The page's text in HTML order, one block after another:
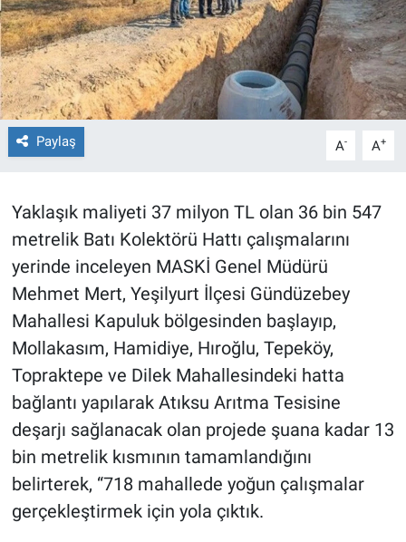
Paylaş A- A+
Yaklaşık maliyeti 37 milyon TL olan 36 bin 547
metrelik Batı Kolektörü Hattı çalışmalarını
yerinde inceleyen MASKİ Genel Müdürü
Mehmet Mert, Yeşilyurt İlçesi Gündüzebey
Mahallesi Kapuluk bölgesinden başlayıp,
Mollakasım, Hamidiye, Hıroğlu, Tepeköy,
Topraktepe ve Dilek Mahallesindeki hatta
bağlantı yapılarak Atıksu Arıtma Tesisine
deşarjı sağlanacak olan projede şuana kadar 13
bin metrelik kısmının tamamlandığını
belirterek, “718 mahallede yoğun çalışmalar
gerçekleştirmek için yola çıktık.